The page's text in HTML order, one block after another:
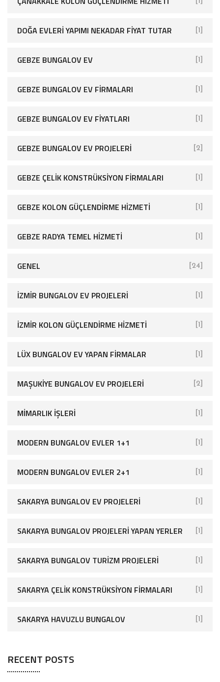
DOĞA EVLERI YAPIMI NEKADAR FIYAT TUTAR [1]
GEBZE BUNGALOV EV [1]
GEBZE BUNGALOV EV FIRMALARI [1]
GEBZE BUNGALOV EV FIYATLARI [1]
GEBZE BUNGALOV EV PROJELERI [2]
GEBZE ÇELIK KONSTRÜKSIYON FIRMALARI [1]
GEBZE KOLON GÜÇLENDIRME HIZMETI [1]
GEBZE RADYA TEMEL HIZMETI [1]
GENEL [24]
İZMIR BUNGALOV EV PROJELERI [1]
İZMIR KOLON GÜÇLENDIRME HIZMETI [1]
LÜX BUNGALOV EV YAPAN FIRMALAR [1]
MAŞUKIYE BUNGALOV EV PROJELERI [2]
MIMARLIK İŞLERI [1]
MODERN BUNGALOV EVLER 1+1 [1]
MODERN BUNGALOV EVLER 2+1 [1]
SAKARYA BUNGALOV EV PROJELERI [1]
SAKARYA BUNGALOV PROJELERI YAPAN YERLER [1]
SAKARYA BUNGALOV TURIZM PROJELERI [1]
SAKARYA ÇELIK KONSTRÜKSIYON FIRMALARI [1]
SAKARYA HAVUZLU BUNGALOV [1]
RECENT POSTS